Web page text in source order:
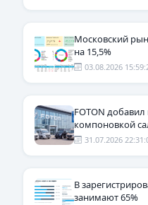
Московский
на 15,5%
03.08.2026
FOTON
компоновкой
31.07.2026
В
занимают 65%